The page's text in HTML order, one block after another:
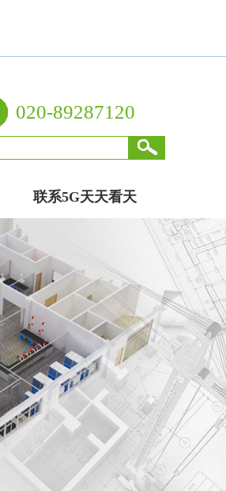
020-89287120
联系5G天天看天